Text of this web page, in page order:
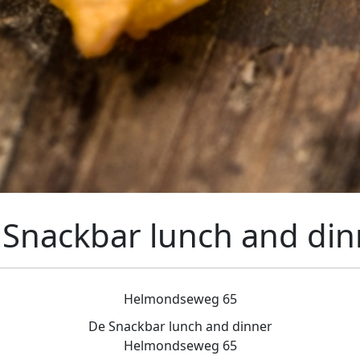
lunch and
Helmondseweg 65
De Snackbar lunch and dinner
Helmondseweg 65